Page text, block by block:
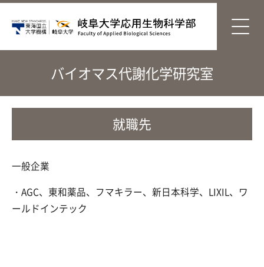
バイオマス代謝化学研究室
就職先
一般企業
・AGC、東和薬品、フマキラー、新日本科学、LIXIL、ワ
ールドインテック